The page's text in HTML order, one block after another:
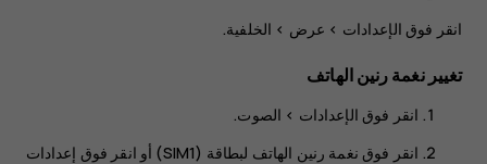
انقر فوق >
> الخلفية.
تغيير نغمة رنين الهاتف
انقر فوق الإعدادات > الصوت.
انقر فوق نغمة رنين الهاتف لبطاقة (SIM1) أو انقر فوق إعدادات